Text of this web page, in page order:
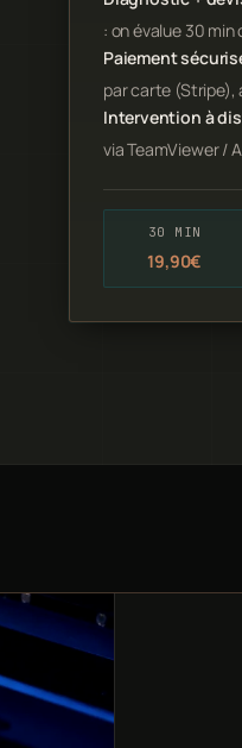
: on évalue 30 min
Paiement
par carte (Stripe),
Intervention à
via TeamViewer /
30 MIN
19,90€